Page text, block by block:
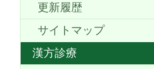
更新履歴
サイトマップ
漢方診療